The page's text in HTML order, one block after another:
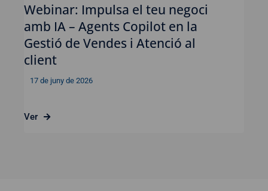
Webinar: Impulsa el teu negoci
amb IA – Agents Copilot en la
Gestió de Vendes i Atenció al
client
17 de juny de 2026
Ver